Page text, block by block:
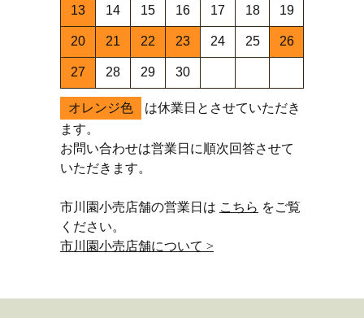
13 14 15 16 17 18 19
20 21 22 23 24 25 26
27 28 29 30
オレンジ色
は休業日とさせていただき
ます。
お問い合わせは営業日に順次回答させて
いただきます。
市川園小売店舗の営業日は こちら をご覧
ください。
市川園小売店舗について >